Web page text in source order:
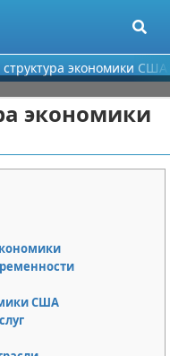
структура экономики США
экономики
США